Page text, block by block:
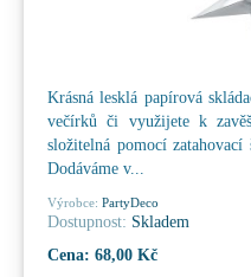
Krásná lesklá papírová
večírků či využijete k
složitelná pomocí
Dodáváme v...
Výrobce: PartyDeco
Dostupnost: Skladem
Cena: 68,00 Kč